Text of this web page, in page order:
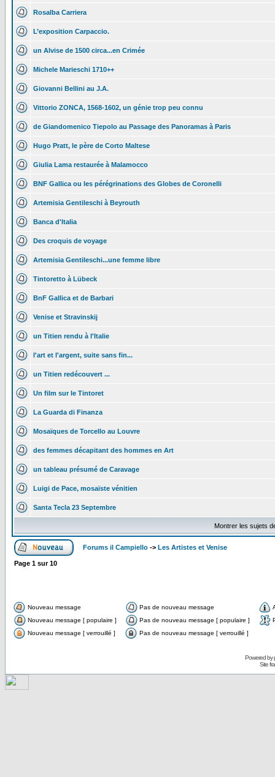
Rosalba Carriera
L’exposition Carpaccio.
un Alvise de 1500 circa...en Crimée
Michele Marieschi 1710++
Giovanni Bellini au J.A.
Vittorio ZONCA, 1568-1602, un génie trop peu connu
de Giandomenico Tiepolo au Passage des Panoramas à Paris
Hugo Pratt, le père de Corto Maltese
Giulia Lama restaurée à Malamocco
BNF Gallica ou les pérégrinations des Globes de Coronelli
Artemisia Gentileschi à Beyrouth
Banca d'Italia
Des croquis de voyage
Artemisia Gentileschi...une femme libre
Tintoretto à Lübeck
BnF Gallica et de Barbari
Venise et Stravinskij
un Titien rendu à l'Italie
l'art et l'argent, suite sans fin...
un Titien redécouvert ...
Un film sur le Tintoret
La Guarda di Finanza
Mosaïques de Torcello au Louvre
des femmes décapitant des hommes en Art
un tableau présumé de Caravage
Luigi de Pace, mosaïste vénitien
Santa Tecla 23 Septembre
Montrer les sujets
Forums il Campiello -> Les Artistes et Venise
Page 1 sur10
Nouveau message Pas de nouveau message
Nouveau message [ populaire ]
Pas de nouveau message [ populaire ]
Nouveau message [ verrouillé ]
Pas de nouveau message [ verrouillé ]
Powered by
Site